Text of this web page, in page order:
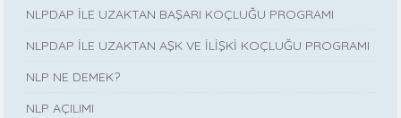
NLPDAP İLE UZAKTAN BAŞARI KOÇLUĞU PROGRAMI
NLPDAP İLE UZAKTAN AŞK VE İLİŞKİ KOÇLUĞU PROGRAMI
NLP NE DEMEK?
NLP AÇILIMI